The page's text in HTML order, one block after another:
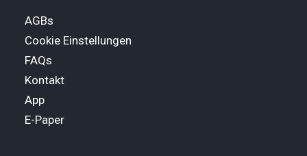
AGBs
Cookie Einstellungen
FAQs
Kontakt
App
E-Paper